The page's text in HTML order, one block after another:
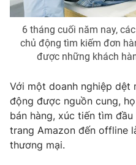
VTV Money
VTV Sức khoẻ
VTV4
VTV9
6 tháng cuối năm nay,
chủ động tìm kiếm đơn
được những khách
Với một doanh nghiệp dệt
động được nguồn cung,
bán hàng, xúc tiến tìm
trang Amazon đến offline
thương mại.